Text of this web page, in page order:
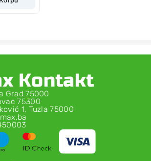
Kontakt
Grad 75000
75300
1, Tuzla 75000